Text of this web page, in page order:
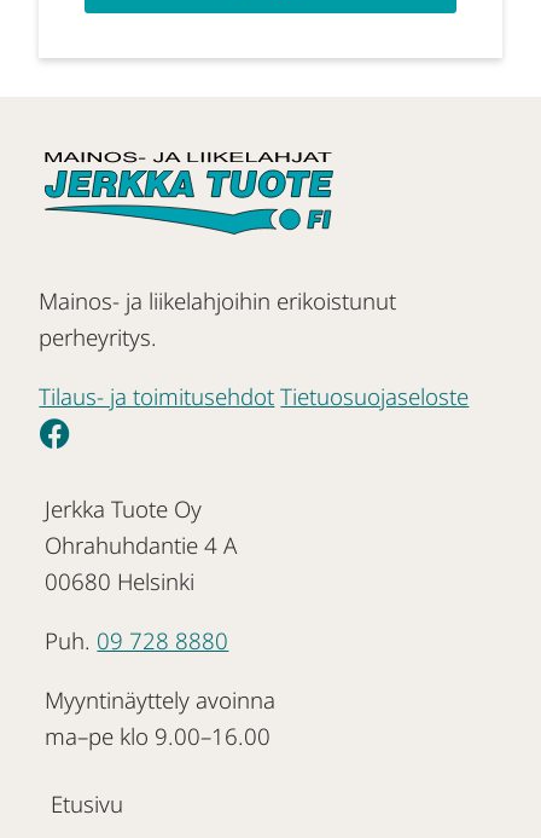
Mainos- ja liikelahjoihin erikoistunut
perheyritys.
Tilaus- ja toimitusehdot Tietuosuojaseloste
Jerkka Tuote Oy
Ohrahuhdantie 4 A
00680 Helsinki
Puh. 09 728 8880
Myyntinäyttely avoinna
ma–pe klo 9.00–16.00
Etusivu